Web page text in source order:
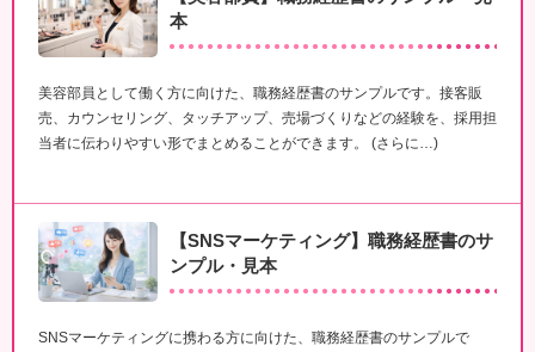
本
美容部員として働く方に向けた、職務経歴書のサンプルです。接客販
売、カウンセリング、タッチアップ、売場づくりなどの経験を、採用担
当者に伝わりやすい形でまとめることができます。 (さらに…)
【SNSマーケティング】職務経歴書のサ
ンプル・見本
SNSマーケティングに携わる方に向けた、職務経歴書のサンプルで